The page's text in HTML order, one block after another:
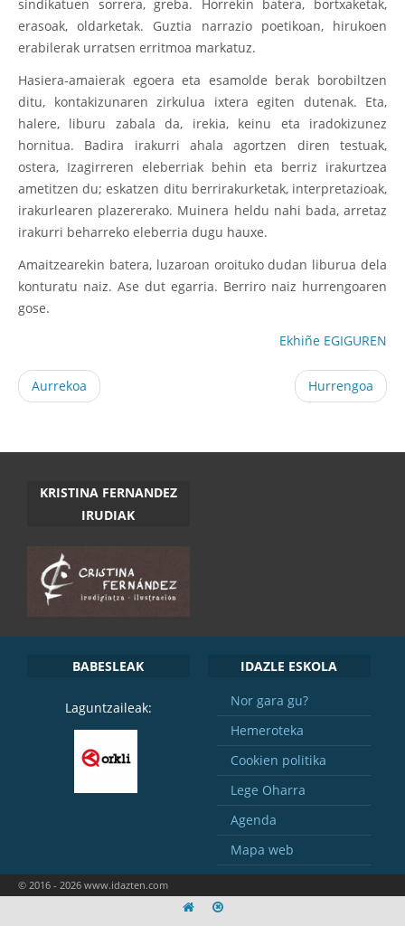
sindikatuen sorrera, greba. Horrekin batera, bortxaketak,
erasoak, oldarketak. Guztia narrazio poetikoan, hirukoen
erabilerak urratsen erritmoa markatuz.
Hasiera-amaierak egoera eta esamolde berak borobiltzen
ditu, kontakizunaren zirkulua ixtera egiten dutenak. Eta,
halere, liburu zabala da, irekia, keinu eta iradokizunez
hornitua. Badira irakurri ahala agortzen diren testuak,
ostera, Izagirreren eleberriak behin eta berriz irakurtzea
ametitzen du; eskatzen ditu berrirakurketak, interpretazioak,
irakurlearen plazererako. Muinera heldu nahi bada, arretaz
irakurri beharreko eleberria dugu hauxe.
Amaitzearekin batera, luzaroan oroituko dudan liburua dela
konturatu naiz. Ase dut egarria. Berriro naiz hurrengoaren
gose.
Ekhiñe EGIGUREN
Aurrekoa Hurrengoa
KRISTINA FERNANDEZ
IRUDIAK
BABESLEAK
Laguntzaileak:
IDAZLE ESKOLA
Nor gara gu?
Hemeroteka
Cookien politika
Lege Oharra
Agenda
Mapa web
© 2016 - 2026 www.idazten.com